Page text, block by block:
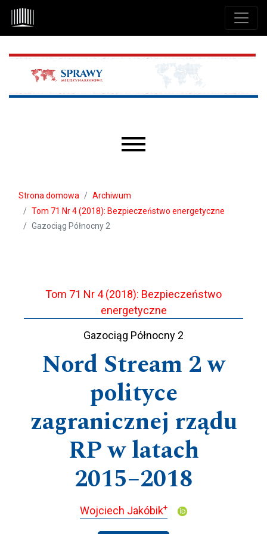
Przejdź do głównego menu
Przejdź do sekcji głównej
Przejdź do stopki
Strona domowa
Archiwum
Tom 71 Nr 4 (2018): Bezpieczeństwo energetyczne
Gazociąg Północny 2
Tom 71 Nr 4 (2018): Bezpieczeństwo
energetyczne
Gazociąg Północny 2
Nord Stream 2 w
polityce
zagranicznej rządu
RP w latach
2015−2018
Wojciech Jakóbik+